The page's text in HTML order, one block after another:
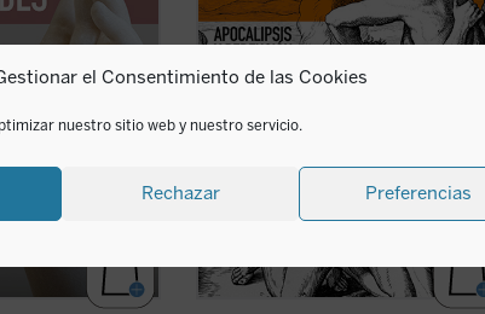
el Consentimiento de las Cookies
nuestro sitio web y nuestro servicio.
Rechazar Preferencias